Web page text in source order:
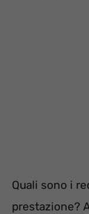
Quali sono i
prestazione?